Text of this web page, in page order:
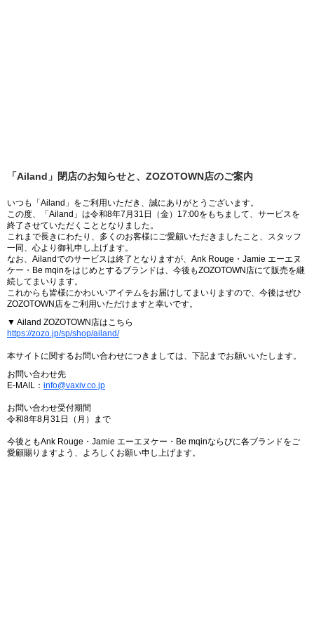
「Ailand」閉店のお知らせと、ZOZOTOWN店のご案内
いつも「Ailand」をご利用いただき、誠にありがとうございます。
この度、「Ailand」は令和8年7月31日（金）17:00をもちまして、サービスを
終了させていただくこととなりました。
これまで長きにわたり、多くのお客様にご愛顧いただきましたこと、スタッフ
一同、心より御礼申し上げます。
なお、Ailandでのサービスは終了となりますが、Ank Rouge・Jamie エーエヌ
ケー・Be mqinをはじめとするブランドは、今後もZOZOTOWN店にて販売を継
続してまいります。
これからも皆様にかわいいアイテムをお届けしてまいりますので、今後はぜひ
ZOZOTOWN店をご利用いただけますと幸いです。
▼ Ailand ZOZOTOWN店はこちら
https://zozo.jp/sp/shop/ailand/
本サイトに関するお問い合わせにつきましては、下記までお願いいたします。
お問い合わせ先
E-MAIL： info@vaxiv.co.jp
お問い合わせ受付期間
令和8年8月31日（月）まで
今後ともAnk Rouge・Jamie エーエヌケー・Be mqinならびに各ブランドをご
愛顧賜りますよう、よろしくお願い申し上げます。